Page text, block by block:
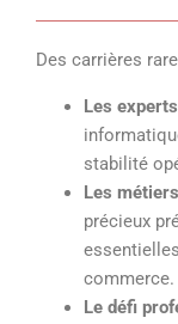
Des carrières
Les
stabilité
Les
précieux
commerce.
Le défi